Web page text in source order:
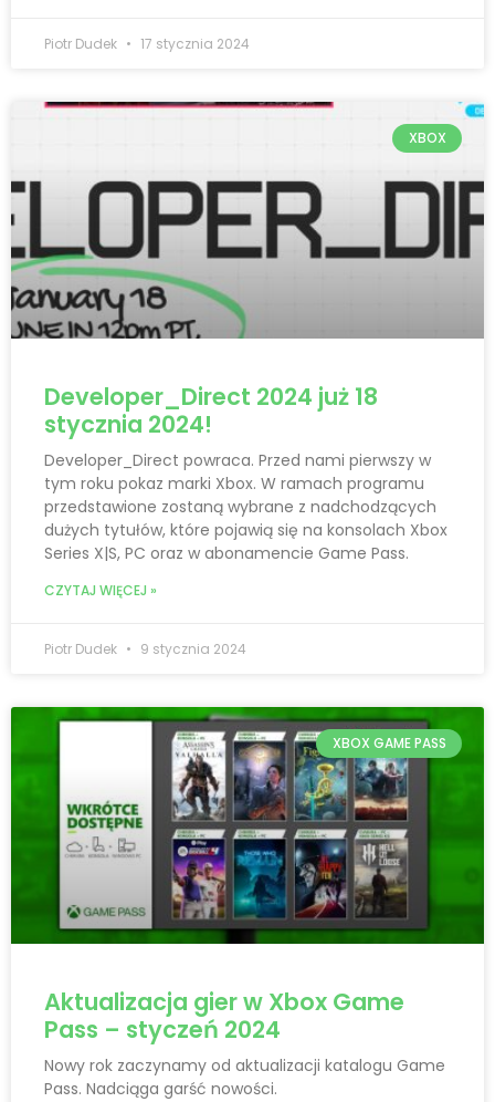
Piotr Dudek 17 stycznia 2024
XBOX
Developer_Direct 2024 już 18
stycznia 2024!
Developer_Direct powraca. Przed nami pierwszy w
tym roku pokaz marki Xbox. W ramach programu
przedstawione zostaną wybrane z nadchodzących
dużych tytułów, które pojawią się na konsolach Xbox
Series X|S, PC oraz w abonamencie Game Pass.
CZYTAJ WIĘCEJ »
Piotr Dudek 9 stycznia 2024
XBOX GAME PASS
Aktualizacja gier w Xbox Game
Pass – styczeń 2024
Nowy rok zaczynamy od aktualizacji katalogu Game
Pass. Nadciąga garść nowości.